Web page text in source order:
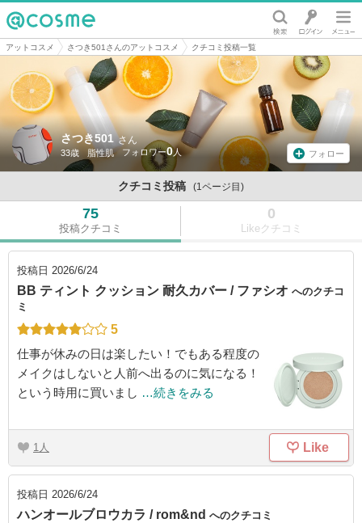
@cosme
アットコスメ さつき501さんのアットコスメ クチコミ投稿一覧
さつき501 さん
33歳 脂性肌 0 フォロー
クチコミ投稿 (1ページ目)
75
投稿クチコミ
0
Likeクチコミ
投稿日 2026/6/24
BB ティント クッション 耐久カバー / ファシオ へのクチコ
ミ
5
仕事が休みの日は楽したい！でもある程度の
メイクはしないと人前へ出るのに気になる！
という時用に買いまし …続きをみる
1 Like
投稿日 2026/6/24
ハンオールブロウカラ / rom&nd へのクチコミ